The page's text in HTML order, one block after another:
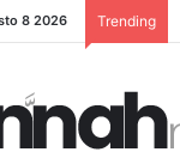
8 2026 Trending